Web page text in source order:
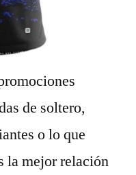
de soltero,
o lo que
la mejor relación